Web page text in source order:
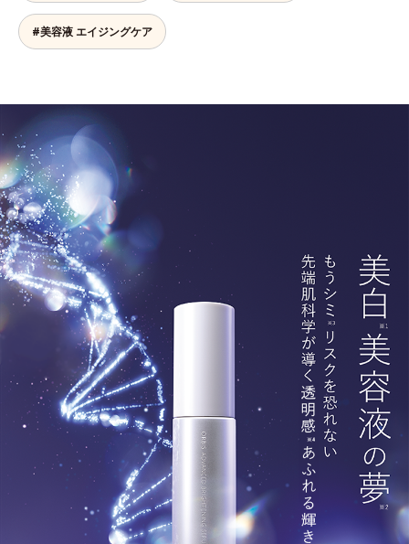
#美容液 エイジングケア